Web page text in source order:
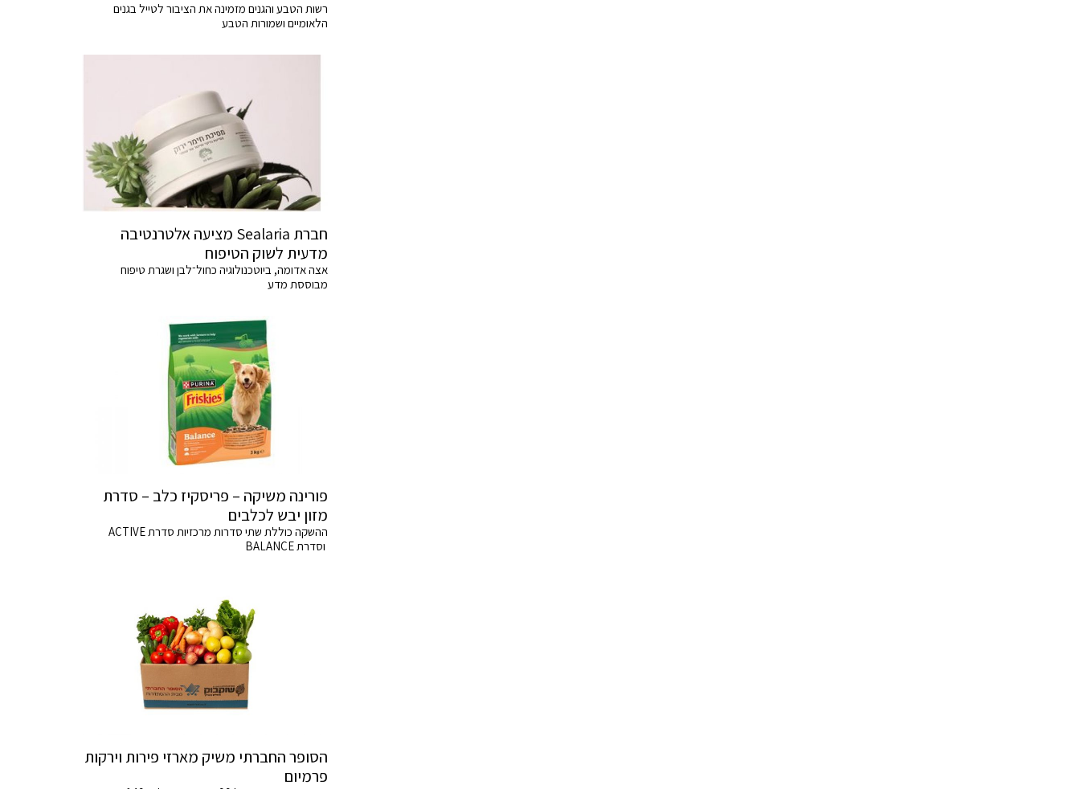
רשות הטבע והגנים מזמינה את הציבור לטייל בגנים
הלאומיים ושמורות הטבע
חברת Sealaria מציעה אלטרנטיבה
מדעית לשוק הטיפוח
אצה אדומה, ביוטכנולוגיה כחול־לבן ושגרת טיפוח
מבוססת מדע
פורינה משיקה – פריסקיז כלב – סדרת
מזון יבש לכלבים
ההשקה כוללת שתי סדרות מרכזיות סדרת ACTIVE
וסדרת BALANCE
הסופר החברתי משיק מארזי פירות וירקות
פרמיום